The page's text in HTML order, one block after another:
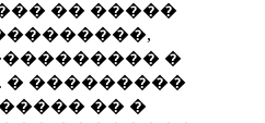
�� �����
�
� ���������
�� �